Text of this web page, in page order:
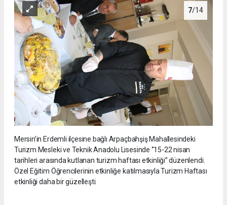
7/14
Mersin’in Erdemli ilçesine bağlı Arpaçbahşiş Mahallesindeki
Turizm Mesleki ve Teknik Anadolu Lisesinde ‘’15-22 nisan
tarihleri arasında kutlanan turizm haftası etkinliği’’ düzenlendi.
Özel Eğitim Öğrencilerinin etkinliğe katılmasıyla Turizm Haftası
etkinliği daha bir güzelleşti.